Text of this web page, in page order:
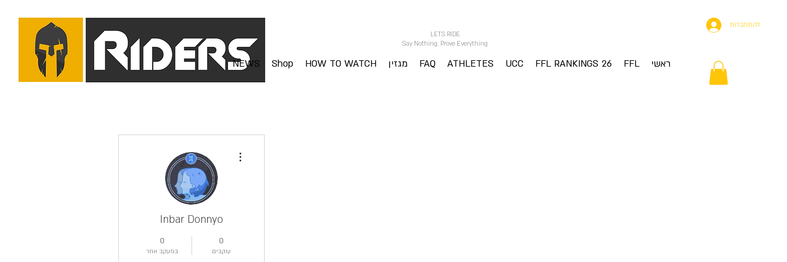
ראשי FFL
FFL RANKINGS 26
UCC
ATHLETES
FAQ מגזין HOW TO WATCH
Shop
NEWS
LETS RIDE
Say Nothing. Prove Everything
להתחברות
Inbar Donnyo
0
עוקבים
0
במעקב אחר